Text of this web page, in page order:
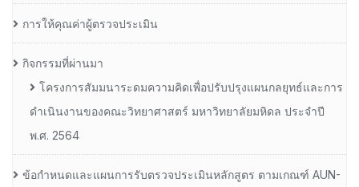
การให้คุณค่าผู้ตรวจประเมิน
กิจกรรมที่ผ่านมา
โครงการสัมมนาระดมความคิดเพื่อปรับปรุงแผนกลยุทธ์และการ
ดำเนินงานของคณะวิทยาศาสตร์ มหาวิทยาลัยมหิดล ประจำปี
พ.ศ. 2564
ข้อกำหนดและแผนการรับตรวจประเมินหลักสูตร ตามเกณฑ์ AUN-